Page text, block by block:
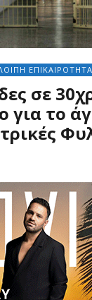
ΕΠΙΚΑΙΡΟΤΗΤΑ
σε
για το